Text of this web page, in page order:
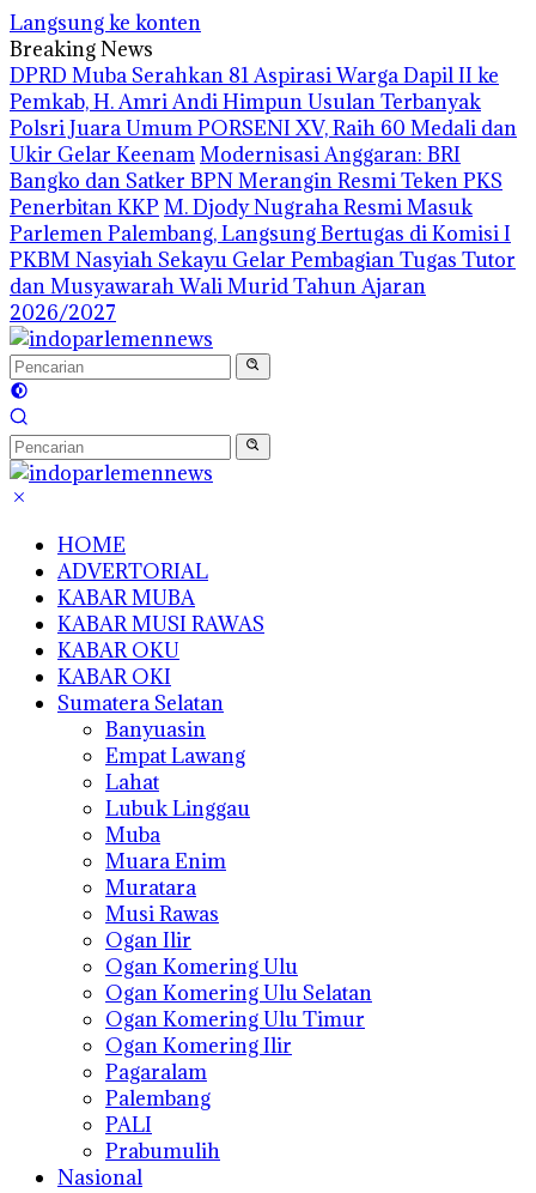
Langsung ke konten
Breaking News
DPRD Muba Serahkan 81 Aspirasi Warga Dapil II ke
Pemkab, H. Amri Andi Himpun Usulan Terbanyak
Polsri Juara Umum PORSENI XV, Raih 60 Medali dan
Ukir Gelar KeenamModernisasi Anggaran: BRI
Bangko dan Satker BPN Merangin Resmi Teken PKS
Penerbitan KKP M. Djody Nugraha Resmi Masuk
Parlemen Palembang, Langsung Bertugas di Komisi I
PKBM Nasyiah Sekayu Gelar Pembagian Tugas Tutor
dan Musyawarah Wali Murid Tahun Ajaran
2026/2027
HOME
ADVERTORIAL
KABAR MUBA
KABAR MUSI RAWAS
KABAR OKU
KABAR OKI
Sumatera Selatan
Banyuasin
Empat Lawang
Lahat
Lubuk Linggau
Muba
Muara Enim
Muratara
Musi Rawas
Ogan Ilir
Ogan Komering Ulu
Ogan Komering Ulu Selatan
Ogan Komering Ulu Timur
Ogan Komering Ilir
Pagaralam
Palembang
PALI
Prabumulih
Nasional